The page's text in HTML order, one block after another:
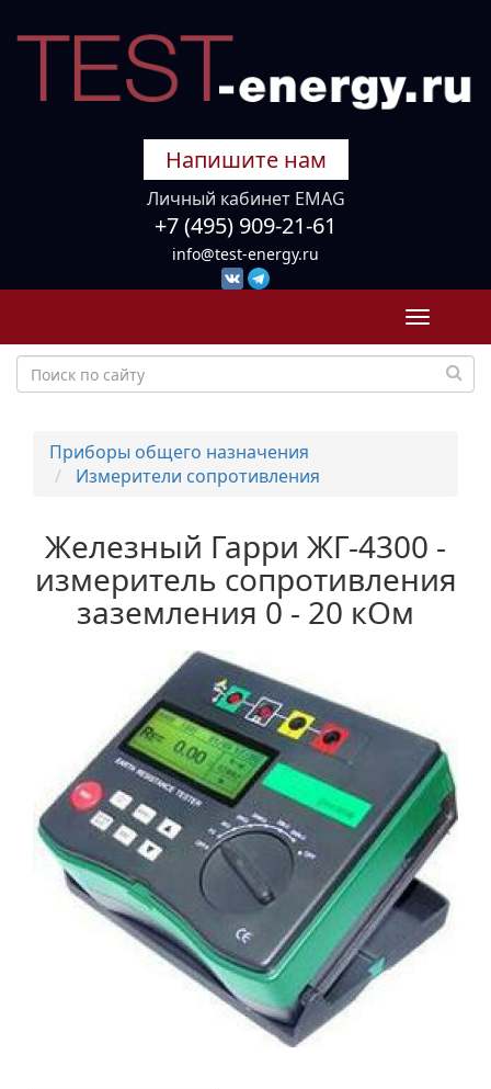
Напишите нам
Личный кабинет EMAG
+7 (495) 909-21-61
info@test-energy.ru
Toggle
Приборы общего назначения
Измерители сопротивления
Железный Гарри ЖГ-4300 -
измеритель сопротивления
заземления 0 - 20 кОм